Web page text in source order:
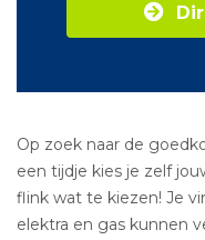
Op zoek naar de
een tijdje kies je zelf
flink wat te kiezen! Je
elektra en gas kunnen